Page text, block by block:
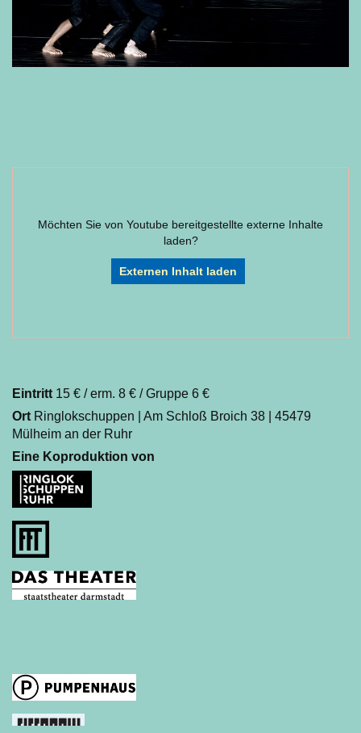
Möchten Sie von Youtube bereitgestellte externe Inhalte
laden?
Externen Inhalt laden
Eintritt 15 € / erm. 8 € / Gruppe 6 €
Ort Ringlokschuppen | Am Schloß Broich 38 | 45479
Mülheim an der Ruhr
Eine Koproduktion von